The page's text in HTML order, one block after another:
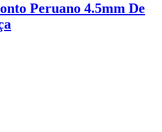
Peruano 4.5mm De